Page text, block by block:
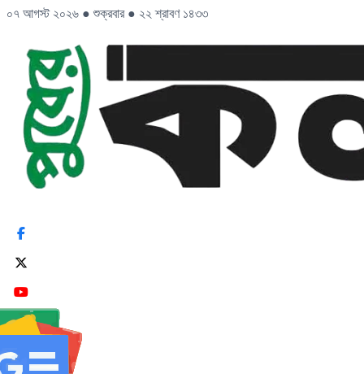
০৭ আগস্ট ২০২৬ ● শুক্রবার ● ২২ শ্রাবণ ১৪৩৩